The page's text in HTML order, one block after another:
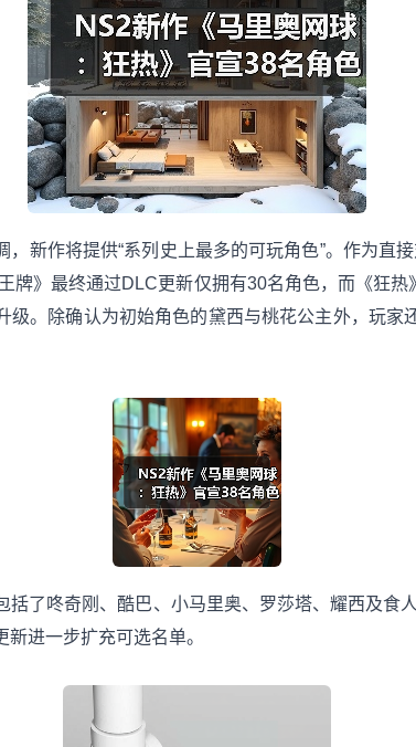
作将提供“系列史上最多的可玩角色”。作为直
牌》最终通过DLC更新仅拥有30名角色，而《狂
级。除确认为初始角色的黛西与桃花公主外，玩家
了咚奇刚、酷巴、小马里奥、罗莎塔、耀西及食
进一步扩充可选名单。